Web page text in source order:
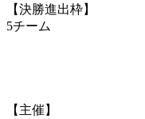
【決勝進出枠】
5チーム
【主催】